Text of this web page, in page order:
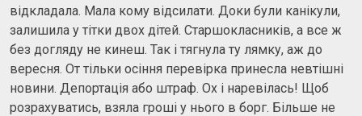
відкладала. Мала кому відсилати. Доки були канікули,
залишила у тітки двох дітей. Старшокласників, а все ж
без догляду не кинеш. Так і тягнула ту лямку, аж до
вересня. От тільки осіння перевірка принесла невтішні
новини. Депортація або штраф. Ох і наревілась! Щоб
розрахуватись, взяла гроші у нього в борг. Більше не